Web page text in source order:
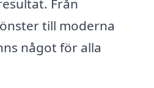
Från
till moderna
något för alla